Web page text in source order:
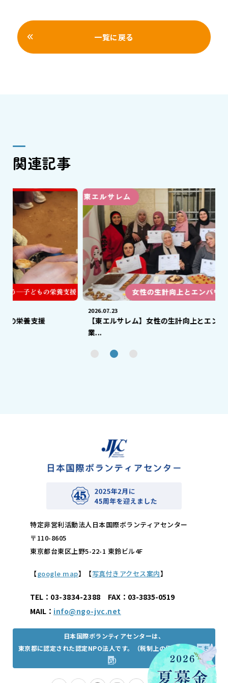
一覧に戻る
関連記事
【東エルサレム】女性の生計向上とエンパワメント事
特定非営利活動法人日本国際ボランティアセンター
〒110-8605
東京都台東区上野5-22-1 東鈴ビル4F
【google map】【写真付きアクセス案内】
TEL： 03-3834-2388 FAX：03-3835-0519
MAIL： info@ngo-jvc.net
日本国際ボランティアセンターは、
東京都に認定された認定NPO法人です。（税制上の優遇措置はこち
ら）